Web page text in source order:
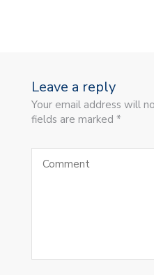
Leave a reply
Your email address will
fields are marked *